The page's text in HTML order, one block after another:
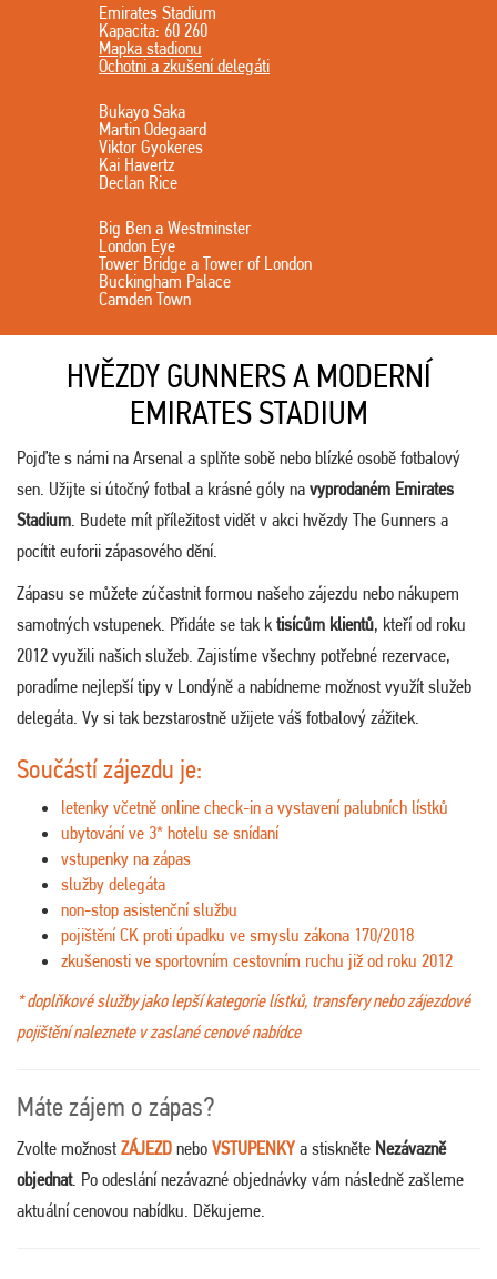
Emirates Stadium
Kapacita: 60 260
Mapka stadionu
Ochotni a zkušení delegáti
Bukayo Saka
Martin Odegaard
Viktor Gyokeres
Kai Havertz
Declan Rice
Big Ben a Westminster
London Eye
Tower Bridge a Tower of London
Buckingham Palace
Camden Town
HVĚZDY GUNNERS A MODERNÍ
EMIRATES STADIUM
Pojďte s námi na Arsenal a splňte sobě nebo blízké osobě fotbalový
sen. Užijte si útočný fotbal a krásné góly na vyprodaném Emirates
Stadium. Budete mít příležitost vidět v akci hvězdy The Gunners a
pocítit euforii zápasového dění.
Zápasu se můžete zúčastnit formou našeho zájezdu nebo nákupem
samotných vstupenek. Přidáte se tak ktisícům klientů, kteří od roku
2012 využili našich služeb. Zajistíme všechny potřebné rezervace,
poradíme nejlepší tipy v Londýně a nabídneme možnost využít služeb
delegáta. Vy si tak bezstarostně užijete váš fotbalový zážitek.
Součástí zájezdu je:
letenky včetně online check-in a vystavení palubních lístků
ubytování ve 3* hotelu se snídaní
vstupenky na zápas
služby delegáta
non-stop asistenční službu
pojištění CK proti úpadku ve smyslu zákona 170/2018
zkušenosti ve sportovním cestovním ruchu již od roku 2012
* doplňkové služby jako lepší kategorie lístků, transfery nebo zájezdové
pojištění naleznete v zaslané cenové nabídce
Máte zájem o zápas?
Zvolte možnost ZÁJEZD nebo VSTUPENKY a stiskněte Nezávazně
objednat. Po odeslání nezávazné objednávky vám následně zašleme
aktuální cenovou nabídku. Děkujeme.